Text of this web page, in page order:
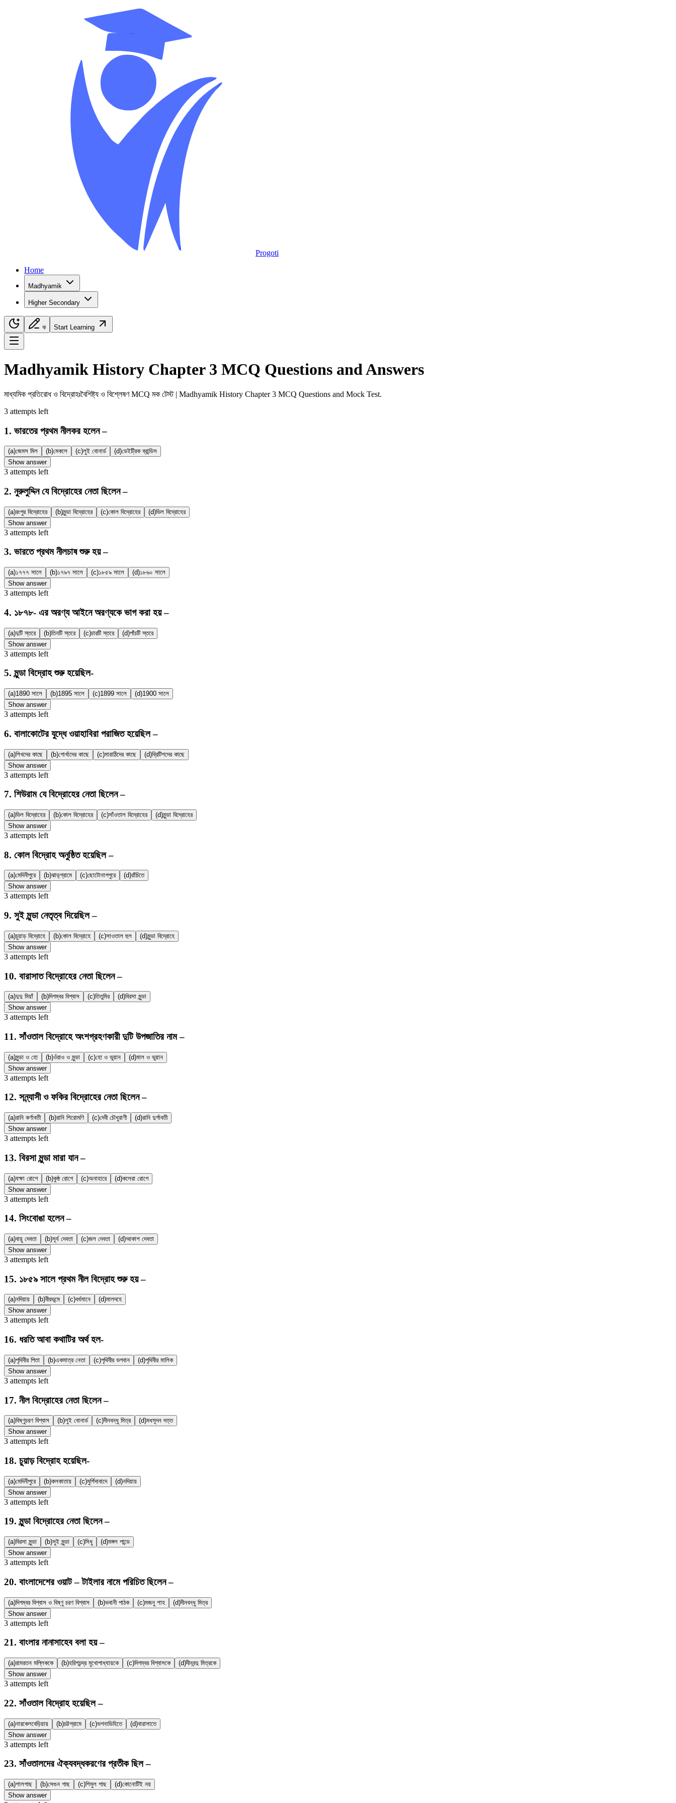
Progoti
Home
Madhyamik
Higher Secondary
ক Start Learning
Navigation Menu
Madhyamik History Chapter 3 MCQ Questions and Answers
মাধ্যমিক প্রতিরোধ ও বিদ্রোহঃবৈশিষ্ট্য ও বিশ্লেষণMCQ মক টেস্ট | Madhyamik History Chapter3 MCQ Questions and Mock Test.
3 attempts left
1. ভারতের প্রথম নীলকর হলেন –
(a)জেমস মিল (b)মেকলে (c)লুই বোনার্ড (d)ডেইট্রিক ব্রান্ডিস
Show answer
3 attempts left
2. নুরুলুদ্দিন যে বিদ্রোহের নেতা ছিলেন –
(a)রংপুর বিদ্রোহের (b)মুন্ডা বিদ্রোহের (c)কোল বিদ্রোহের (d)ভিল বিদ্রোহের
Show answer
3 attempts left
3. ভারতে প্রথম নীলচাষ শুরু হয় –
(a)১৭৭৭ সালে (b)১৭৯৭ সালে (c)১৮৫৯ সালে (d)১৮৬০ সালে
Show answer
3 attempts left
4. ১৮৭৮- এর অরণ্য আইনে অরণ্যকে ভাগ করা হয় –
(a)দুটি স্তরে (b)তিনটি স্তরে (c)চারটি স্তরে (d)পাঁচটি স্তরে
Show answer
3 attempts left
5.মুন্ডা বিদ্রোহ শুরু হয়েছিল-
(a)1890 সালে (b)1895 সালে (c)1899 সালে (d)1900 সালে
Show answer
3 attempts left
6. বালাকোটের যুদ্ধে ওয়াহাবিরা পরাজিত হয়েছিল –
(a)শিখদের কাছে (b)গোর্খাদের কাছে (c)মারাঠিদের কাছে (d)ব্রিটিশদের কাছে
Show answer
3 attempts left
7. শিউরাম যে বিদ্রোহের নেতা ছিলেন –
(a)ভিল বিদ্রোহের (b)কোল বিদ্রোহের (c)সাঁওতাল বিদ্রোহের (d)মুন্ডা বিদ্রোহের
Show answer
3 attempts left
8. কোল বিদ্রোহ অনুষ্ঠিত হয়েছিল –
(a)মেদিনীপুরে (b)ঝাড়্গ্রামে (c)ছোটোনাগপুরে (d)রাঁচিতে
Show answer
3 attempts left
9. সুই মুন্ডা নেতৃত্ব দিয়েছিল –
(a)চুয়াড় বিদ্রোহে (b)কোল বিদ্রোহে (c)সাওতাল হুল (d)মুন্ডা বিদ্রোহে
Show answer
3 attempts left
10. বারাসাত বিদ্রোহের নেতা ছিলেন –
(a)দুদু মিয়াঁ (b)দিগম্বর বিশ্বাস (c)তিতুমির (d)বিরসা মুন্ডা
Show answer
3 attempts left
11. সাঁওতাল বিদ্রোহে অংশগ্রহণকারী দুটি উপজাতির নাম –
(a)মুন্ডা ও হো (b)ওঁরাও ও মুন্ডা (c)হো ও ভুয়ান (d)মাল ও ভুয়ান
Show answer
3 attempts left
12. সন্ন্যাসী ও ফকির বিদ্রোহের নেতা ছিলেন –
(a)রানি কর্ণাবতী (b)রানি শিরোমণি (c)দেবী চৌধুরাণী (d)রানি দুর্গাবতী
Show answer
3 attempts left
13. বিরসা মুন্ডা মারা যান –
(a)যক্ষা রোগে (b)কুষ্ঠ রোগে (c)অনাহারে (d)কলেরা রোগে
Show answer
3 attempts left
14. সিংবোঙা হলেন –
(a)বায়ু দেবতা (b)সূর্য দেবতা (c)জল দেবতা (d)আকাশ দেবতা
Show answer
3 attempts left
15. ১৮৫৯ সালে প্রথম নীল বিদ্রোহ শুরু হয় –
(a)নদিয়ায় (b)বীরভূমে (c)বর্ধমানে (d)মালদহে
Show answer
3 attempts left
16. ধরতি আবা কথাটির অর্থ হল-
(a)পৃথিবীর পিতা (b)একমাত্র নেতা (c)পৃথিবীর ভগবান (d)পৃথিবীর মালিক
Show answer
3 attempts left
17. নীল বিদ্রোহের নেতা ছিলেন –
(a)বিষ্ণুচরণ বিশ্বাস (b)লুই বোনার্ড (c)দীনবন্ধু মিত্র (d)মধসূদন দত্ত
Show answer
3 attempts left
18. চুয়াড় বিদ্রোহ হয়েছিল-
(a)মেদিনীপুরে (b)কলকাতায় (c)মুর্শিদাবাদে (d)নদিয়ায়
Show answer
3 attempts left
19.মুন্ডা বিদ্রোহের নেতা ছিলেন –
(a)বিরসা মুন্ডা (b)সুই মুন্ডা (c)সিধু (d)মঙ্গল পান্ডে
Show answer
3 attempts left
20. বাংলাদেশের ওয়াট – টাইলার নামে পরিচিত ছিলেন –
(a)দিগম্বর বিশ্বাস ও বিষ্ণু চরণ বিশ্বাস (b)ভবানী পাঠক (c)মজনু শাহ (d)দীনবন্ধু মিত্র
Show answer
3 attempts left
21. বাংলার নানাসাহেব বলা হয় –
(a)রামরতন মল্লিককে (b)হরিশচন্দ্র মুখোপাধ্যায়কে (c)দিগম্বর বিশ্বাসকে (d)দীনবন্দু মিত্রকে
Show answer
3 attempts left
22. সাঁওতাল বিদ্রোহ হয়েছিল –
(a)নারকেলবেড়িয়ায় (b)চট্টগ্রামে (c)ভগনাডিহিতে (d)বারাসাতে
Show answer
3 attempts left
23. সাঁওতালদের ঐক্যবদ্ধকরণের প্রতীক ছিল –
(a)শালগাছ (b)সেগুন গাছ (c)শিমুল গাছ (d)কোনোটিই নয়
Show answer